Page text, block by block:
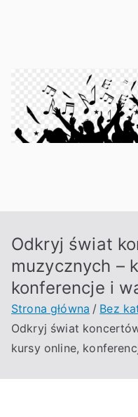
Odkryj świat
muzycznych –
konferencje i
Strona główna
Bez
Odkryj świat
kursy online,